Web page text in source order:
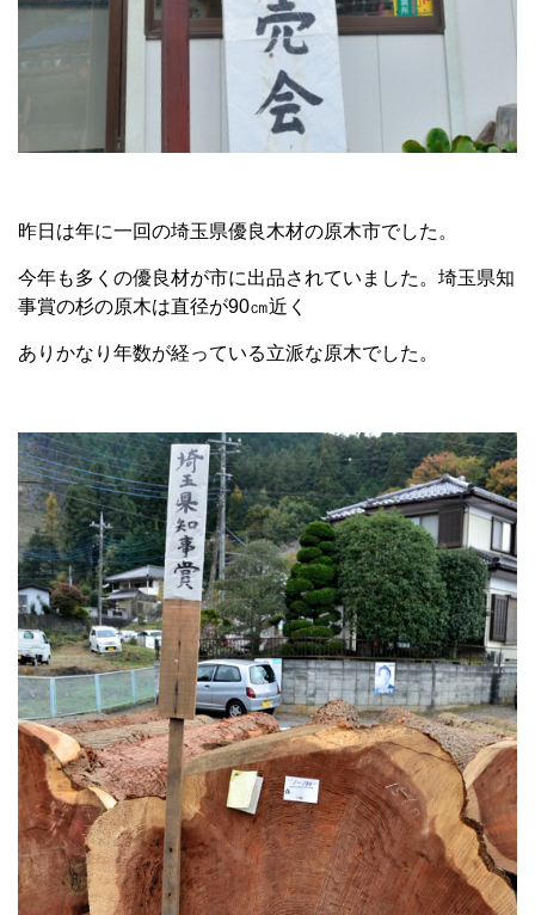
昨日は年に一回の埼玉県優良木材の原木市でした。
今年も多くの優良材が市に出品されていました。埼玉県知
事賞の杉の原木は直径が90㎝近く
ありかなり年数が経っている立派な原木でした。